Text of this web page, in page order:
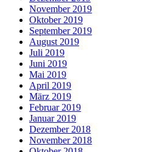
November 2019
Oktober 2019
September 2019
August 2019
Juli 2019
Juni 2019
Mai 2019
April 2019
März 2019
Februar 2019
Januar 2019
Dezember 2018
November 2018